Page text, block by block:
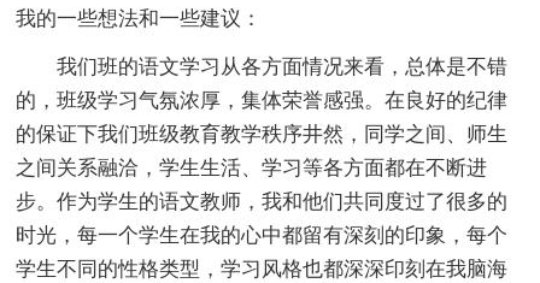
我的一些想法和一些建议：
我们班的语文学习从各方面情况来看，总体是不错
的，班级学习气氛浓厚，集体荣誉感强。在良好的纪律
的保证下我们班级教育教学秩序井然，同学之间、师生
之间关系融洽，学生生活、学习等各方面都在不断进
步。作为学生的语文教师，我和他们共同度过了很多的
时光，每一个学生在我的心中都留有深刻的印象，每个
学生不同的性格类型，学习风格也都深深印刻在我脑海